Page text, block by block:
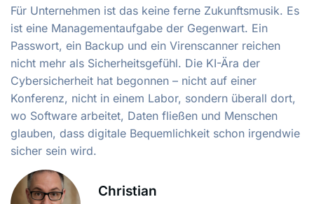
Für Unternehmen ist das keine ferne Zukunftsmusik. Es
ist eine Managementaufgabe der Gegenwart. Ein
Passwort, ein Backup und ein Virenscanner reichen
nicht mehr als Sicherheitsgefühl. Die KI-Ära der
Cybersicherheit hat begonnen – nicht auf einer
Konferenz, nicht in einem Labor, sondern überall dort,
wo Software arbeitet, Daten fließen und Menschen
glauben, dass digitale Bequemlichkeit schon irgendwie
sicher sein wird.
Christian